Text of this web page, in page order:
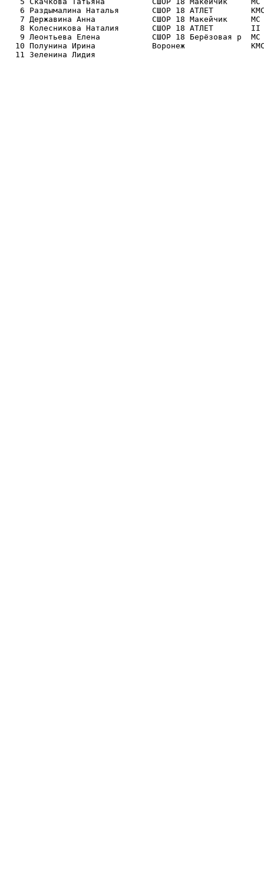
6 Раздымалина Наталья       СШОР 18 АТЛЕТ
7 Державина Анна            СШОР 18 Макейчик
8 Колесникова Наталия       СШОР 18 АТЛЕТ
9 Леонтьева Елена           СШОР 18
10 Полунина Ирина            Воронеж
  11 Зеленина Лидия